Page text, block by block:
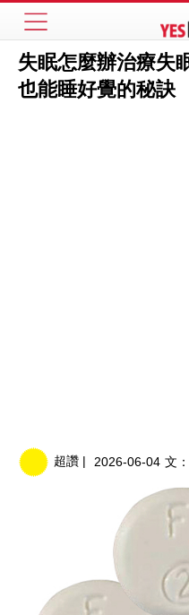
失眠怎麼辦治療失
也能睡好覺的秘訣
超讚 | 2026-06-04 文：